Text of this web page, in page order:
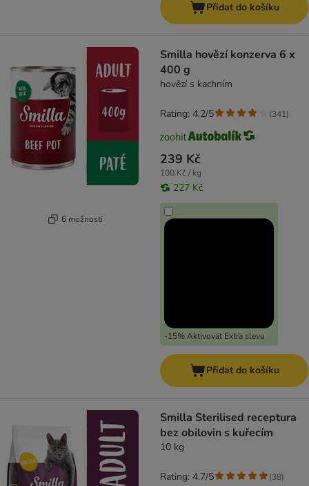
Přidat do košíku
6 možností
Smilla hovězí konzerva 6 x
400 g
hovězí s kachním
239 Kč
100 Kč / kg
227 Kč
-15% Aktivovat Extra slevu
Rating: 4.2/5 (341)
Přidat do košíku
Smilla Sterilised receptura
bez obilovin s kuřecím
10 kg
Rating: 4.7/5 (38)